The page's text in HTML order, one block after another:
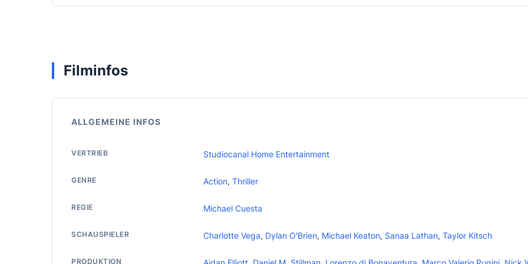
Filminfos
ALLGEMEINE INFOS
VERTRIEB Studiocanal Home Entertainment
GENRE Action, Thriller
REGIE Michael Cuesta
SCHAUSPIELER Charlotte Vega, Dylan O'Brien, Michael Keaton, Sanaa Lathan, Taylor Kitsch
PRODUKTION